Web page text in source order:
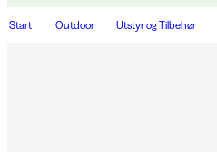
Start Outdoor Utstyr og Tilbehør